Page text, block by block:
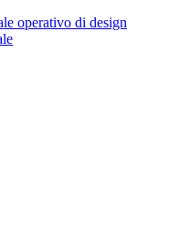
operativo di design